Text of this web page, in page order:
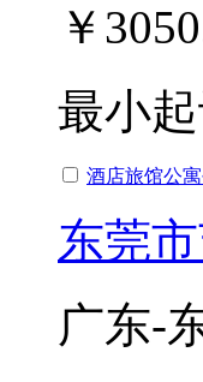
￥
最小起
酒店旅馆公
东莞
广东-